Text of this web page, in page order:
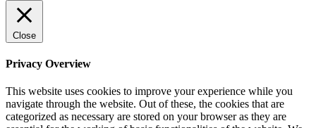
Close
Privacy Overview
This website uses cookies to improve your experience while you
navigate through the website. Out of these, the cookies that are
categorized as necessary are stored on your browser as they are